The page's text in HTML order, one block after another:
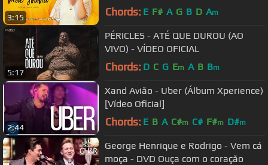
3:15
(TODOS OS CANTOS)
Chords: E F# A G B D Am
5:17
PÉRICLES - ATÉ QUE DUROU (AO
VIVO) - VÍDEO OFICIAL
Chords: D C G Em A B Bm
2:44
Xand Avião - Uber (Álbum Xperience)
[Vídeo Oficial]
Chords: E B A C#m C# F#m D#m
George Henrique e Rodrigo - Vem cá
moça - DVD Ouça com o coração